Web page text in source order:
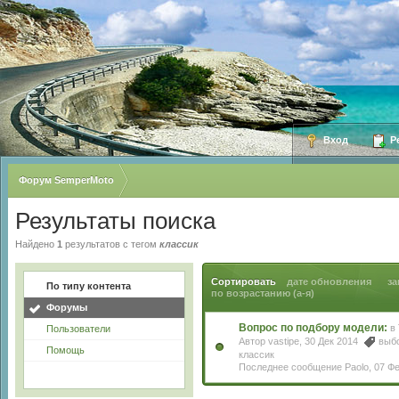
Вход
Форум SemperMoto
Результаты поиска
Найдено 1 результатов с тегом классик
По типу контента
Форумы
Пользователи
Помощь
Сортировать дате обновления
по возрастанию (а-я)
Вопрос по подбору модели: в
Автор vastipe , 30 Дек 2014
классик
Последнее сообщение Paolo 07